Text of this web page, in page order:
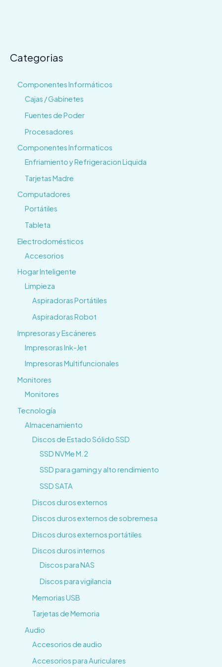
Categorias
Componentes Informáticos
Cajas / Gabinetes
Fuentes de Poder
Procesadores
Componentes Informaticos
Enfriamiento y Refrigeracion Liquida
Tarjetas Madre
Computadores
Portátiles
Tableta
Electrodomésticos
Accesorios
Hogar Inteligente
Limpieza
Aspiradoras Portátiles
Aspiradoras Robot
Impresoras y Escáneres
Impresoras Ink-Jet
Impresoras Multifuncionales
Monitores
Monitores
Tecnología
Almacenamiento
Discos de Estado Sólido SSD
SSD NVMe M.2
SSD para gaming y alto rendimiento
SSD SATA
Discos duros externos
Discos duros externos de sobremesa
Discos duros externos portátiles
Discos duros internos
Discos para NAS
Discos para vigilancia
Memorias USB
Tarjetas de Memoria
Audio
Accesorios de audio
Accesorios para Auriculares